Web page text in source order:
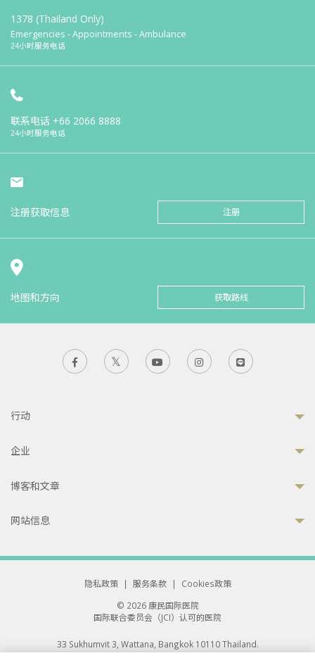
1378 (Thailand Only)
Emergencies - Appointments - Ambulance
24小时服务电话
联系电话 +66 2066 8888
24小时服务电话
注册获取信息 注册
地图和方向 获取路线
行动
企业
博客和文章
网站信息
隐私政策 | 服务条款 |
Cookies政策
© 2026 康民国际医院
国际联合委员会（JCI）认可的医院
33 Sukhumvit 3, Wattana, Bangkok 10110 Thailand.
All rights reserved.